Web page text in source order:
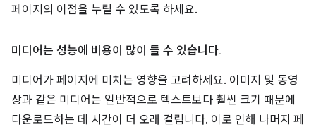
페이지의 이점을 누릴 수 있도록 하세요.
미디어는 성능에 비용이 많이 들 수 있습니다.
미디어가 페이지에 미치는 영향을 고려하세요. 이미지 및 동영
상과 같은 미디어는 일반적으로 텍스트보다 훨씬 크기 때문에
다운로드하는 데 시간이 더 오래 걸립니다. 이로 인해 나머지 페